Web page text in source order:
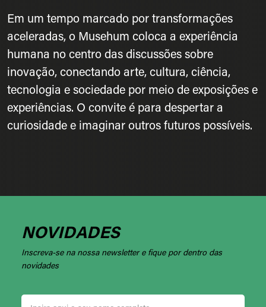
Em um tempo marcado por transformações
aceleradas, o Musehum coloca a experiência
humana no centro das discussões sobre
inovação, conectando arte, cultura, ciência,
tecnologia e sociedade por meio de exposições e
experiências. O convite é para despertar a
curiosidade e imaginar outros futuros possíveis.
NOVIDADES
Inscreva-se na nossa newsletter e fique por dentro das
novidades